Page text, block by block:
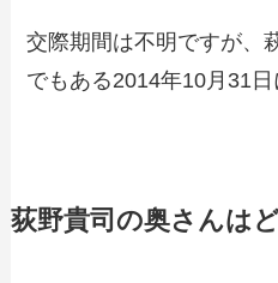
交際期間は不明ですが、
でもある2014年10月31日
荻野貴司の奥さんは